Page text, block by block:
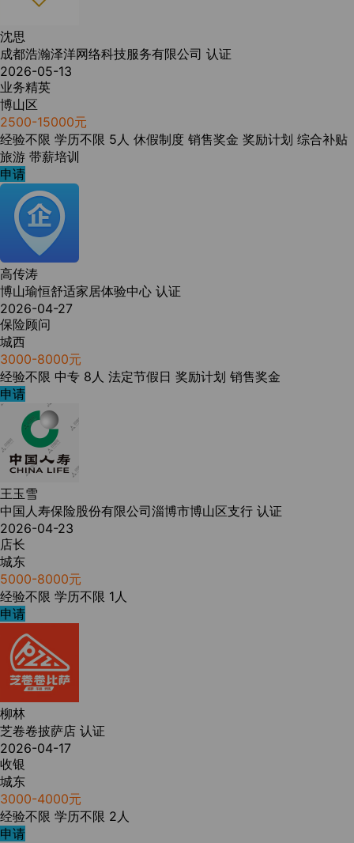
沈思
成都浩瀚泽洋网络科技服务有限公司 认证
2026-05-13
业务精英
博山区
2500-15000元
经验不限 学历不限 5人 休假制度 销售奖金 奖励计划 综合补贴
旅游 带薪培训
申请
高传涛
博山瑜恒舒适家居体验中心 认证
2026-04-27
保险顾问
城西
3000-8000元
经验不限 中专 8人 法定节假日 奖励计划 销售奖金
申请
王玉雪
中国人寿保险股份有限公司淄博市博山区支行 认证
2026-04-23
店长
城东
5000-8000元
经验不限 学历不限 1人
申请
柳林
芝卷卷披萨店 认证
2026-04-17
收银
城东
3000-4000元
经验不限 学历不限 2人
申请